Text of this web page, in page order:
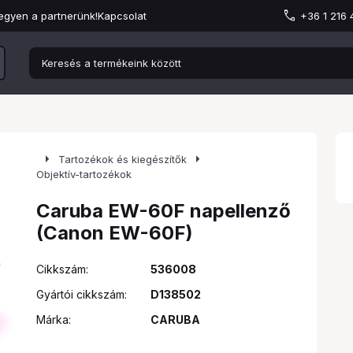
a partnerünk!Kapcsolat +36 1 216
arrow_right Tartozékok és kiegészítők arrow_right
Objektív-tartozékok
Caruba EW-60F napellenző
(Canon EW-60F)
Cikkszám:
536008
Gyártói cikkszám:
D138502
Márka:
CARUBA